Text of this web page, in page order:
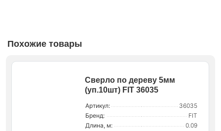
Похожие товары
Сверло по дереву 5мм
(уп.10шт) FIT 36035
Артикул:
36035
Бренд:
FIT
Длина, м:
0.09